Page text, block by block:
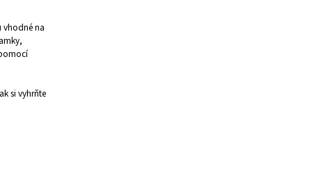
vhodné na
si vyhrňte